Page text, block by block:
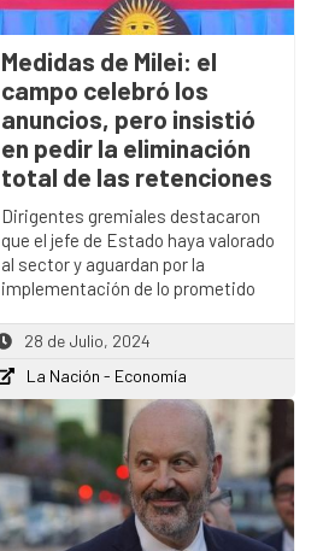
Medidas de Milei: el
campo celebró los
anuncios, pero insistió
en pedir la eliminación
total de las retenciones
Dirigentes gremiales destacaron
que el jefe de Estado haya valorado
al sector y aguardan por la
implementación de lo prometido
28 de Julio, 2024
La Nación - Economía